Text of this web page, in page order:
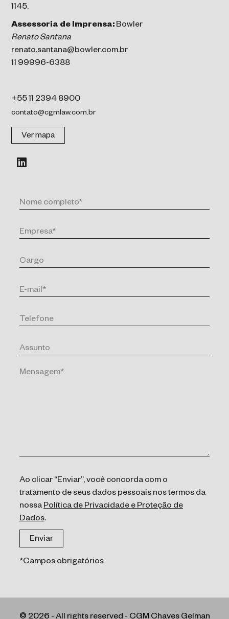
1145.
Assessoria de Imprensa: Bowler
Renato Santana
renato.santana@bowler.com.br
11 99996-6388
+55 11 2394 8900
contato@cgmlaw.com.br
Ver mapa
Ao clicar “Enviar”, você concorda com o
tratamento de seus dados pessoais nos termos da
nossaPolítica de Privacidade e Proteção de
Dados.
*Campos obrigatórios